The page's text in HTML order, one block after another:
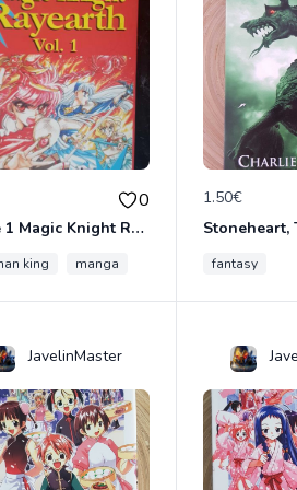
cercle
0
Tome 1 Magic Knight Rayearth
king manga
1.50€
fantasy
JavelinMaster